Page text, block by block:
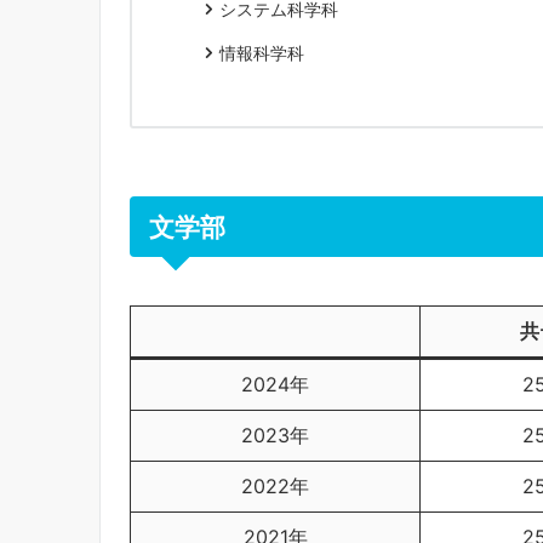
システム科学科
情報科学科
文学部
2024年
2023年
2022年
2021年